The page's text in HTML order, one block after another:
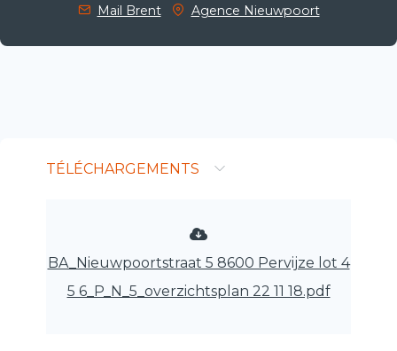
Mail Brent
Agence Nieuwpoort
TÉLÉCHARGEMENTS
BA_Nieuwpoortstraat 5 8600 Pervijze lot 4
5 6_P_N_5_overzichtsplan 22 11 18.pdf